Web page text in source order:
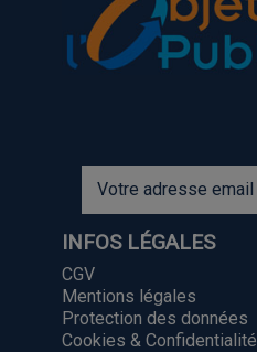
INFOS LÉGALES
CGV
Mentions légales
Protection des données
Cookies & Confidentialité